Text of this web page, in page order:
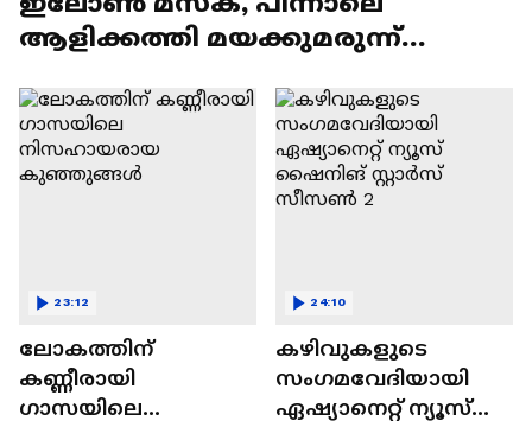
ആളിക്കത്തി മയക്കുമരുന്ന്
ലോകത്തിന്
കണ്ണീരായി
ഗാസയിലെ
23:12
കഴിവുകളുടെ
സംഗമവേദിയായി
ഏഷ്യാനെറ്റ് ന്യൂസ്
24:10